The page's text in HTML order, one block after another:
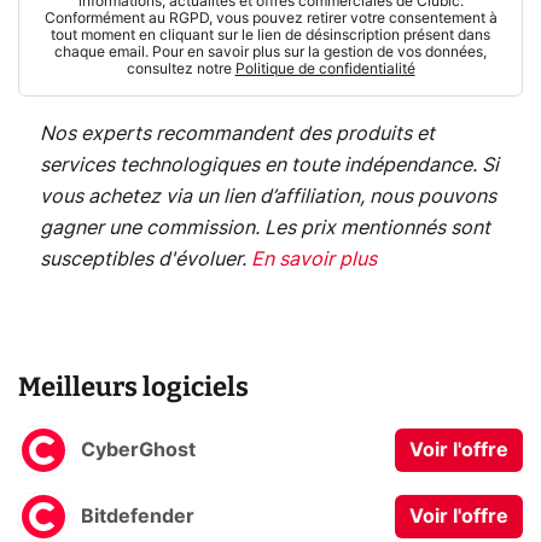
Conformément au RGPD, vous pouvez retirer votre consentement à
tout moment en cliquant sur le lien de désinscription présent dans
chaque email. Pour en savoir plus sur la gestion de vos données,
consultez notre Politique de confidentialité
Nos experts recommandent des produits et
services technologiques en toute indépendance. Si
vous achetez via un lien d’affiliation, nous pouvons
gagner une commission. Les prix mentionnés sont
susceptibles d'évoluer. En savoir plus
Meilleurs logiciels
CyberGhost Voir l'offre
Bitdefender Voir l'offre